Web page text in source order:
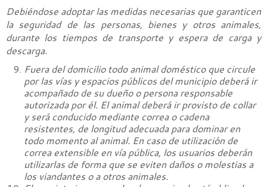
Debiéndose adoptar las medidas necesarias que garanticen
la seguridad de las personas, bienes y otros animales,
durante los tiempos de transporte y espera de carga y
descarga.
Fuera del domicilio todo animal doméstico que circule
por las vías y espacios públicos del municipio deberá ir
acompañado de su dueño o persona responsable
autorizada por él. El animal deberá ir provisto de collar
y será conducido mediante correa o cadena
resistentes, de longitud adecuada para dominar en
todo momento al animal. En caso de utilización de
correa extensible en vía pública, los usuarios deberán
utilizarlas de forma que se eviten daños o molestias a
los viandantes o a otros animales.